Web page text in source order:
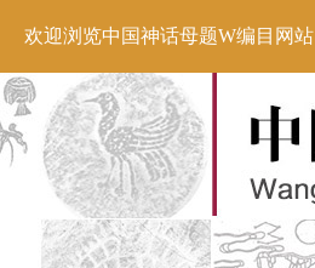
欢迎浏览中国神话母题W编目网站